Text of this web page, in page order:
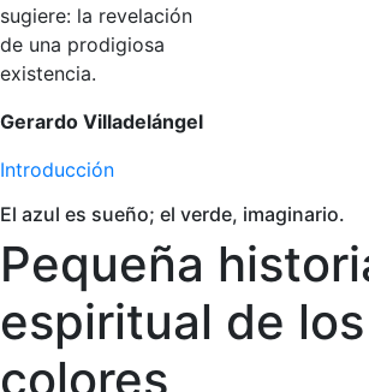
sugiere: la revelación
de una prodigiosa
existencia.
Gerardo Villadelángel
Introducción
El azul es sueño; el verde, imaginario.
Pequeña
espiritual de los
colores